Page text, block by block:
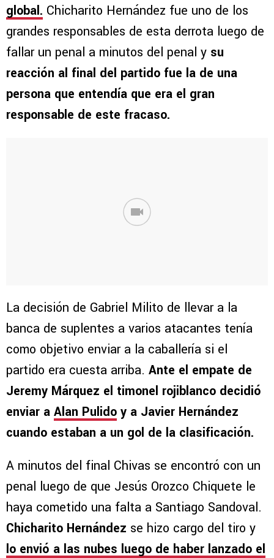
global. Chicharito Hernández fue uno de los
grandes responsables de esta derrota luego de
fallar un penal a minutos del penal y su
reacción al final del partido fue la de una
persona que entendía que era el gran
responsable de este fracaso.
La decisión de Gabriel Milito de llevar a la
banca de suplentes a varios atacantes tenía
como objetivo enviar a la caballería si el
partido era cuesta arriba. Ante el empate de
Jeremy Márquez el timonel rojiblanco decidió
enviar a Alan Pulido y a Javier Hernández
cuando estaban a un gol de la clasificación.
A minutos del final Chivas se encontró con un
penal luego de que Jesús Orozco Chiquete le
haya cometido una falta a Santiago Sandoval.
Chicharito Hernández se hizo cargo del tiro y
lo envió a las nubes luego de haber lanzado el